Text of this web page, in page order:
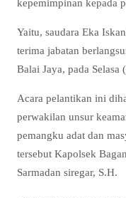
kepemimpinan kepada
Yaitu, saudara Eka
terima jabatan
Balai Jaya, pada Selasa
Acara pelantikan ini
perwakilan unsur
pemangku adat dan
tersebut Kapolsek
Sarmadan siregar, S.H.